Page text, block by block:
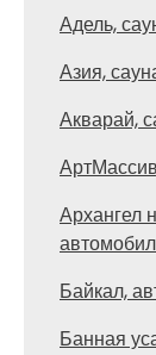
Адель,
Азия,
Акварай,
Архангел
Байкал,
Банная